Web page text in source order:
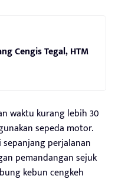
Cengis Tegal, HTM
waktu kurang lebih 30
sepeda motor.
perjalanan
pemandangan sejuk
kebun cengkeh